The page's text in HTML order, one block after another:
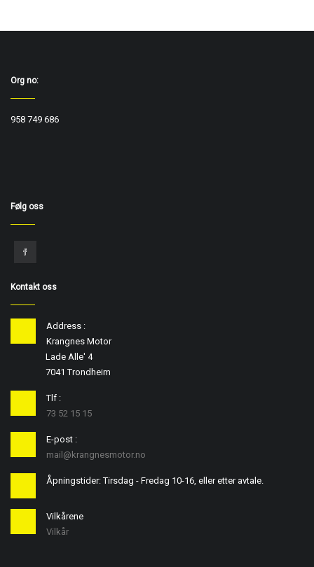
Org no:
958 749 686
Følg oss
Kontakt oss
Address :
Krangnes Motor
Lade Alle' 4
7041 Trondheim
Tlf :
73 52 15 15
E-post :
mail@krangnesmotor.no
Åpningstider: Tirsdag - Fredag 10-16, eller etter avtale.
Vilkårene
Vilkår